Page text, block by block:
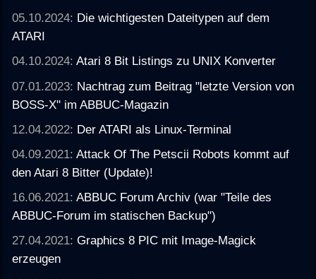
05.10.2024: Die wichtigesten Dateitypen auf dem
ATARI
04.10.2024:Atari 8 Bit Listings zu UNIX Konverter
07.01.2023: Nachtrag zum Beitrag "letzte Version von
BOSS-X" im ABBUC-Magazin
12.04.2022: Der ATARI als Linux-Terminal
04.09.2021:Attack Of The Petscii Robots kommt auf
den Atari 8 Bitter (Update)!
16.06.2021:ABBUC Forum Archiv (war "Teile des
ABBUC-Forum im statischen Backup")
27.04.2021:Graphics 8 PIC mit Image-Magick
erzeugen